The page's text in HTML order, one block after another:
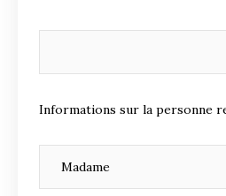
Informations sur la personne